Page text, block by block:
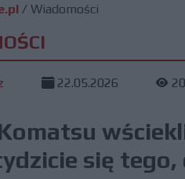
/ Wiadomości
22.05.2026
się tego,